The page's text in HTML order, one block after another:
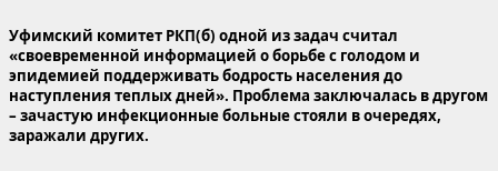
Уфимский комитет РКП(б) одной из задач считал
«своевременной информацией о борьбе с голодом и
эпидемией поддерживать бодрость населения до
наступления теплых дней». Проблема заключалась в другом
– зачастую инфекционные больные стояли в очередях,
заражали других.